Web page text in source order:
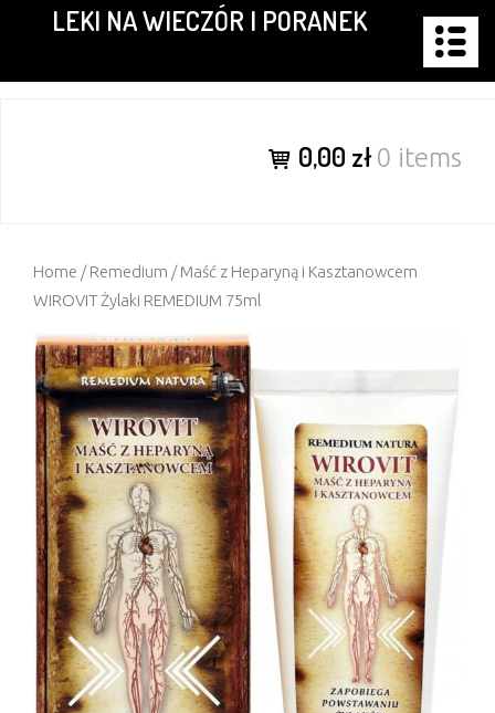
content
LEKI NA WIECZÓR I PORANEK
0,00 zł0 items
Home /Remedium / Maść z Heparyną i Kasztanowcem
WIROVIT Żylaki REMEDIUM 75ml